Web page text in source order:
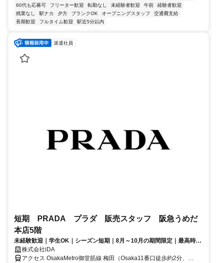
60代も応募可
フリーター歓迎 転勤なし 未経験者歓迎 午前
経験者歓迎
残業なし
駅ナカ 夕方 ブランクOK オープニングスタッフ
交通費支給
長期歓迎
フルタイム歓迎 駅近5分以内
派遣社員
短期 PRADA プラダ 販売スタッフ 阪急うめだ
本店5階
未経験歓迎｜学生OK｜シーズン短期｜8月～10月の期間限定｜最高時給
1700円
株式会社iDA
アクセス OsakaMetro御堂筋線 梅田（Osaka11番口徒歩約2分、